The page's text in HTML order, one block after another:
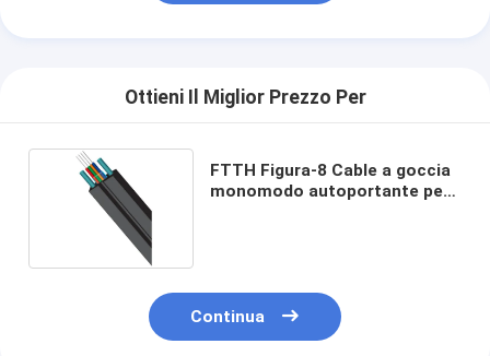
Ottieni Il Miglior Prezzo Per
FTTH Figura-8 Cable a goccia
monomodo autoportante per
Continua